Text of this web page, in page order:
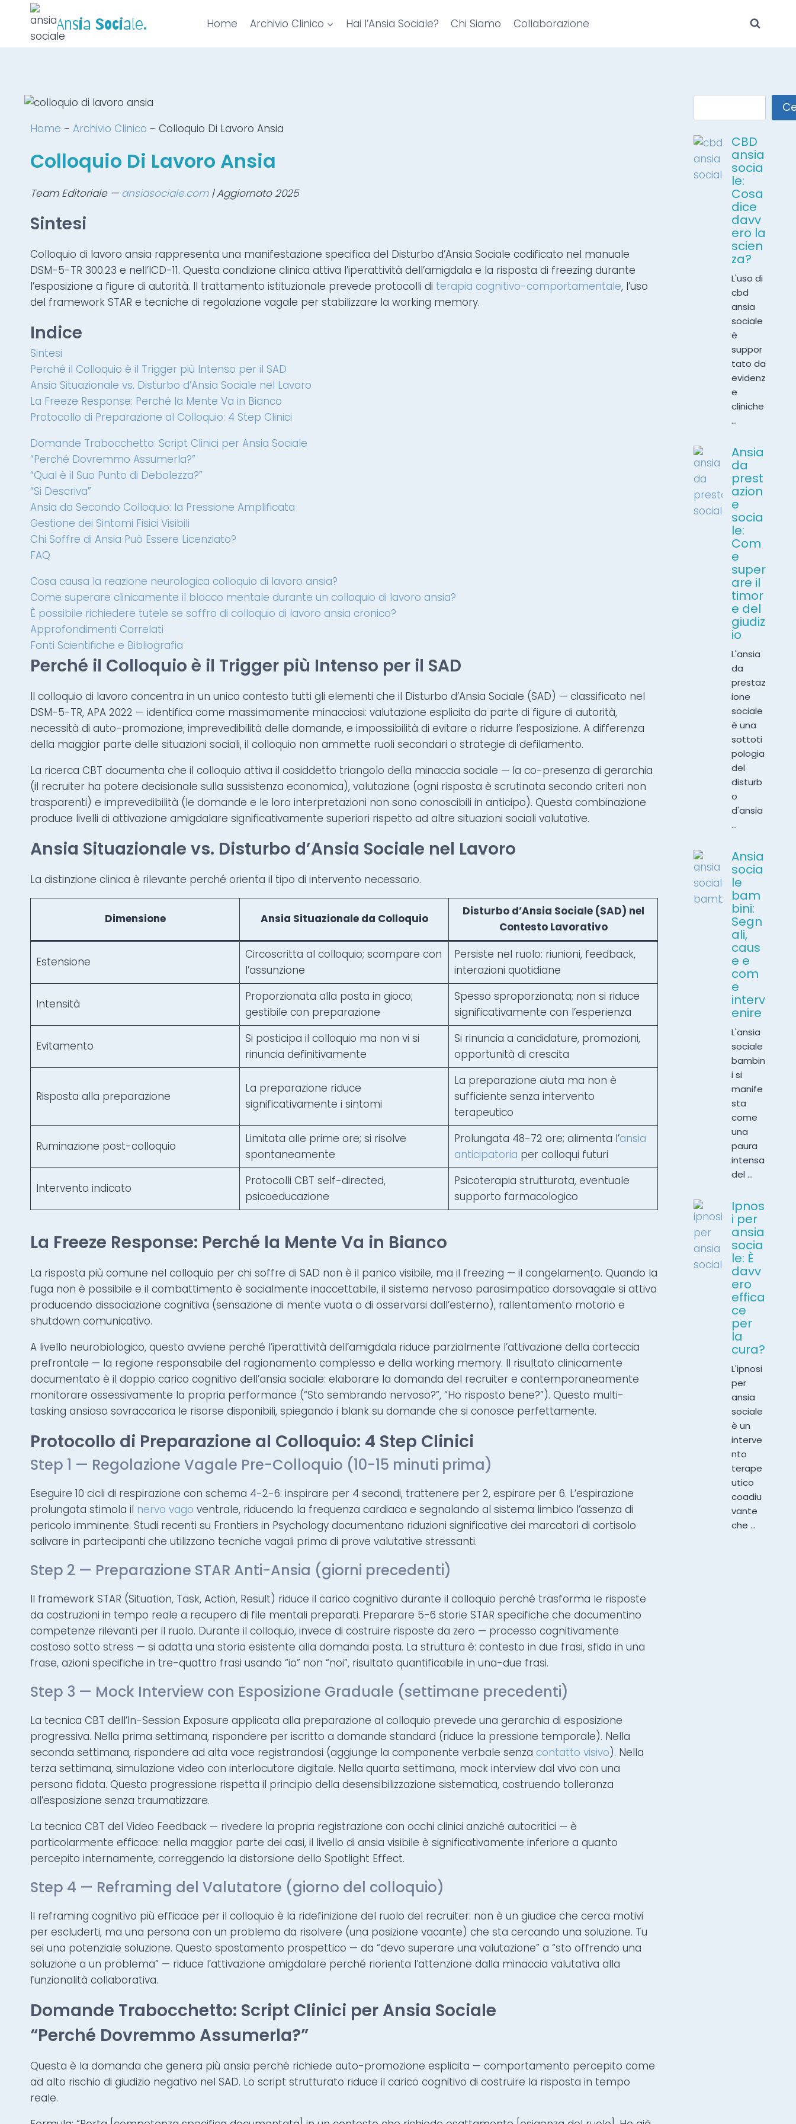
Ansia Sociale. Home Archivio Clinico Hai l’Ansia Sociale? Chi Siamo Collaborazione
Home - Archivio Clinico - Colloquio Di Lavoro Ansia
Colloquio Di Lavoro Ansia
Team Editoriale — ansiasociale.com| Aggiornato 2025
Sintesi
Colloquio di lavoro ansia rappresenta una manifestazione specifica del Disturbo d’Ansia Sociale codificato nel manuale
DSM-5-TR 300.23 e nell’ICD-11. Questa condizione clinica attiva l’iperattività dell’amigdala e la risposta di freezing durante
l’esposizione a figure di autorità. Il trattamento istituzionale prevede protocolli di terapia cognitivo-comportamentale, l’uso
del framework STAR e tecniche di regolazione vagale per stabilizzare la working memory.
Indice
Sintesi
Perché il Colloquio è il Trigger più Intenso per il SAD
Ansia Situazionale vs. Disturbo d’Ansia Sociale nel Lavoro
La Freeze Response: Perché la Mente Va in Bianco
Protocollo di Preparazione al Colloquio: 4 Step Clinici
Domande Trabocchetto: Script Clinici per Ansia Sociale
“Perché Dovremmo Assumerla?”
“Qual è il Suo Punto di Debolezza?”
“Si Descriva”
Ansia da Secondo Colloquio: la Pressione Amplificata
Gestione dei Sintomi Fisici Visibili
Chi Soffre di Ansia Può Essere Licenziato?
FAQ
Cosa causa la reazione neurologica colloquio di lavoro ansia?
Come superare clinicamente il blocco mentale durante un colloquio di lavoro ansia?
È possibile richiedere tutele se soffro di colloquio di lavoro ansia cronico?
Approfondimenti Correlati
Fonti Scientifiche e Bibliografia
Perché il Colloquio è il Trigger più Intenso per il SAD
Il colloquio di lavoro concentra in un unico contesto tutti gli elementi che il Disturbo d’Ansia Sociale (SAD) — classificato nel
DSM-5-TR, APA 2022 — identifica come massimamente minacciosi: valutazione esplicita da parte di figure di autorità,
necessità di auto-promozione, imprevedibilità delle domande, e impossibilità di evitare o ridurre l’esposizione. A differenza
della maggior parte delle situazioni sociali, il colloquio non ammette ruoli secondari o strategie di defilamento.
La ricerca CBT documenta che il colloquio attiva il cosiddetto triangolo della minaccia sociale — la co-presenza di gerarchia
(il recruiter ha potere decisionale sulla sussistenza economica), valutazione (ogni risposta è scrutinata secondo criteri non
trasparenti) e imprevedibilità (le domande e le loro interpretazioni non sono conoscibili in anticipo). Questa combinazione
produce livelli di attivazione amigdalare significativamente superiori rispetto ad altre situazioni sociali valutative.
Ansia Situazionale vs. Disturbo d’Ansia Sociale nel Lavoro
La distinzione clinica è rilevante perché orienta il tipo di intervento necessario.
Dimensione Ansia Situazionale da Colloquio
Disturbo d’Ansia Sociale (SAD) nel
Contesto Lavorativo
Estensione
Circoscritta al colloquio; scompare con
l’assunzione
Persiste nel ruolo: riunioni, feedback,
interazioni quotidiane
Intensità
Proporzionata alla posta in gioco;
gestibile con preparazione
Spesso sproporzionata; non si riduce
significativamente con l’esperienza
Evitamento
Si posticipa il colloquio ma non vi si
rinuncia definitivamente
Si rinuncia a candidature, promozioni,
opportunità di crescita
Risposta alla preparazione
La preparazione riduce
significativamente i sintomi
La preparazione aiuta ma non è
sufficiente senza intervento
terapeutico
Ruminazione post-colloquio
Limitata alle prime ore; si risolve
spontaneamente
Prolungata 48-72 ore; alimenta l’ansia
anticipatoria per colloqui futuri
Intervento indicato
Protocolli CBT self-directed,
psicoeducazione
Psicoterapia strutturata, eventuale
supporto farmacologico
La Freeze Response: Perché la Mente Va in Bianco
La risposta più comune nel colloquio per chi soffre di SAD non è il panico visibile, ma il freezing — il congelamento. Quando la
fuga non è possibile e il combattimento è socialmente inaccettabile, il sistema nervoso parasimpatico dorsovagale si attiva
producendo dissociazione cognitiva (sensazione di mente vuota o di osservarsi dall’esterno), rallentamento motorio e
shutdown comunicativo.
A livello neurobiologico, questo avviene perché l’iperattività dell’amigdala riduce parzialmente l’attivazione della corteccia
prefrontale — la regione responsabile del ragionamento complesso e della working memory. Il risultato clinicamente
documentato è il doppio carico cognitivo dell’ansia sociale: elaborare la domanda del recruiter e contemporaneamente
monitorare ossessivamente la propria performance (“Sto sembrando nervoso?”, “Ho risposto bene?”). Questo multi-
tasking ansioso sovraccarica le risorse disponibili, spiegando i blank su domande che si conosce perfettamente.
Protocollo di Preparazione al Colloquio: 4 Step Clinici
Step 1 — Regolazione Vagale Pre-Colloquio (10-15 minuti prima)
Eseguire 10 cicli di respirazione con schema 4-2-6: inspirare per 4 secondi, trattenere per 2, espirare per 6. L’espirazione
prolungata stimola il nervo vago ventrale, riducendo la frequenza cardiaca e segnalando al sistema limbico l’assenza di
pericolo imminente. Studi recenti su Frontiers in Psychology documentano riduzioni significative dei marcatori di cortisolo
salivare in partecipanti che utilizzano tecniche vagali prima di prove valutative stressanti.
Step 2 — Preparazione STAR Anti-Ansia (giorni precedenti)
Il framework STAR (Situation, Task, Action, Result) riduce il carico cognitivo durante il colloquio perché trasforma le risposte
da costruzioni in tempo reale a recupero di file mentali preparati. Preparare 5-6 storie STAR specifiche che documentino
competenze rilevanti per il ruolo. Durante il colloquio, invece di costruire risposte da zero — processo cognitivamente
costoso sotto stress — si adatta una storia esistente alla domanda posta. La struttura è: contesto in due frasi, sfida in una
frase, azioni specifiche in tre-quattro frasi usando “io” non “noi”, risultato quantificabile in una-due frasi.
Step 3 — Mock Interview con Esposizione Graduale (settimane precedenti)
La tecnica CBT dell’In-Session Exposure applicata alla preparazione al colloquio prevede una gerarchia di esposizione
progressiva. Nella prima settimana, rispondere per iscritto a domande standard (riduce la pressione temporale). Nella
seconda settimana, rispondere ad alta voce registrandosi (aggiunge la componente verbale senza contatto visivo). Nella
terza settimana, simulazione video con interlocutore digitale. Nella quarta settimana, mock interview dal vivo con una
persona fidata. Questa progressione rispetta il principio della desensibilizzazione sistematica, costruendo tolleranza
all’esposizione senza traumatizzare.
La tecnica CBT del Video Feedback — rivedere la propria registrazione con occhi clinici anziché autocritici — è
particolarmente efficace: nella maggior parte dei casi, il livello di ansia visibile è significativamente inferiore a quanto
percepito internamente, correggendo la distorsione dello Spotlight Effect.
Step 4 — Reframing del Valutatore (giorno del colloquio)
Il reframing cognitivo più efficace per il colloquio è la ridefinizione del ruolo del recruiter: non è un giudice che cerca motivi
per escluderti, ma una persona con un problema da risolvere (una posizione vacante) che sta cercando una soluzione. Tu
sei una potenziale soluzione. Questo spostamento prospettico — da “devo superare una valutazione” a “sto offrendo una
soluzione a un problema” — riduce l’attivazione amigdalare perché riorienta l’attenzione dalla minaccia valutativa alla
funzionalità collaborativa.
Domande Trabocchetto: Script Clinici per Ansia Sociale
“Perché Dovremmo Assumerla?”
Questa è la domanda che genera più ansia perché richiede auto-promozione esplicita — comportamento percepito come
ad alto rischio di giudizio negativo nel SAD. Lo script strutturato riduce il carico cognitivo di costruire la risposta in tempo
reale.
CBD
ansia
socia
le:
Cosa
dice
davv
ero la
scien
za?
L'uso di
cbd
ansia
sociale
è
suppor
tato da
evidenz
e
cliniche
...
Ansia
da
prest
azion
e
socia
le:
Com
e
super
are il
timor
e del
giudiz
io
L'ansia
da
prestaz
ione
sociale
è una
sottoti
pologia
del
disturb
o
d'ansia
...
Ansia
socia
le
bam
bini:
Segn
ali,
caus
e e
com
e
interv
enire
L'ansia
sociale
bambin
i si
manife
sta
come
una
paura
intensa
del ...
Ipnos
i per
ansia
socia
le: È
davv
ero
effica
ce
per
la
cura?
L'ipnosi
per
ansia
sociale
è un
interve
nto
terape
utico
coadiu
vante
che ...